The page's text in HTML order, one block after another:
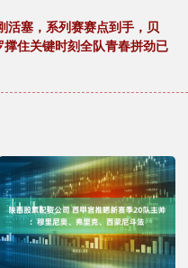
活塞，系列赛赛点到手，贝
住关键时刻全队青春拼劲已